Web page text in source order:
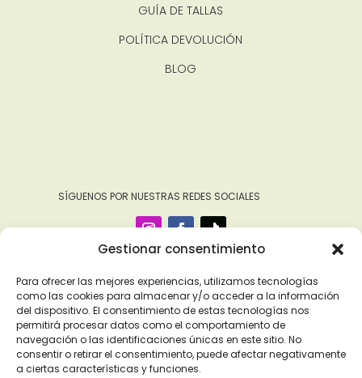
Gestionar consentimiento
Para ofrecer las mejores experiencias, utilizamos tecnologías
como las cookies para almacenar y/o acceder a la información
del dispositivo. El consentimiento de estas tecnologías nos
permitirá procesar datos como el comportamiento de
navegación o las identificaciones únicas en este sitio. No
consentir o retirar el consentimiento, puede afectar negativamente
a ciertas características y funciones.
GUÍA DE TALLAS
POLÍTICA DEVOLUCIÓN
BLOG
‎ ‎ ‎ ‎ ‎ ‎‎ ‎ SÍGUENOS POR NUESTRAS REDES SOCIALES